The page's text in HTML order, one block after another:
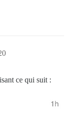
ce qui suit :